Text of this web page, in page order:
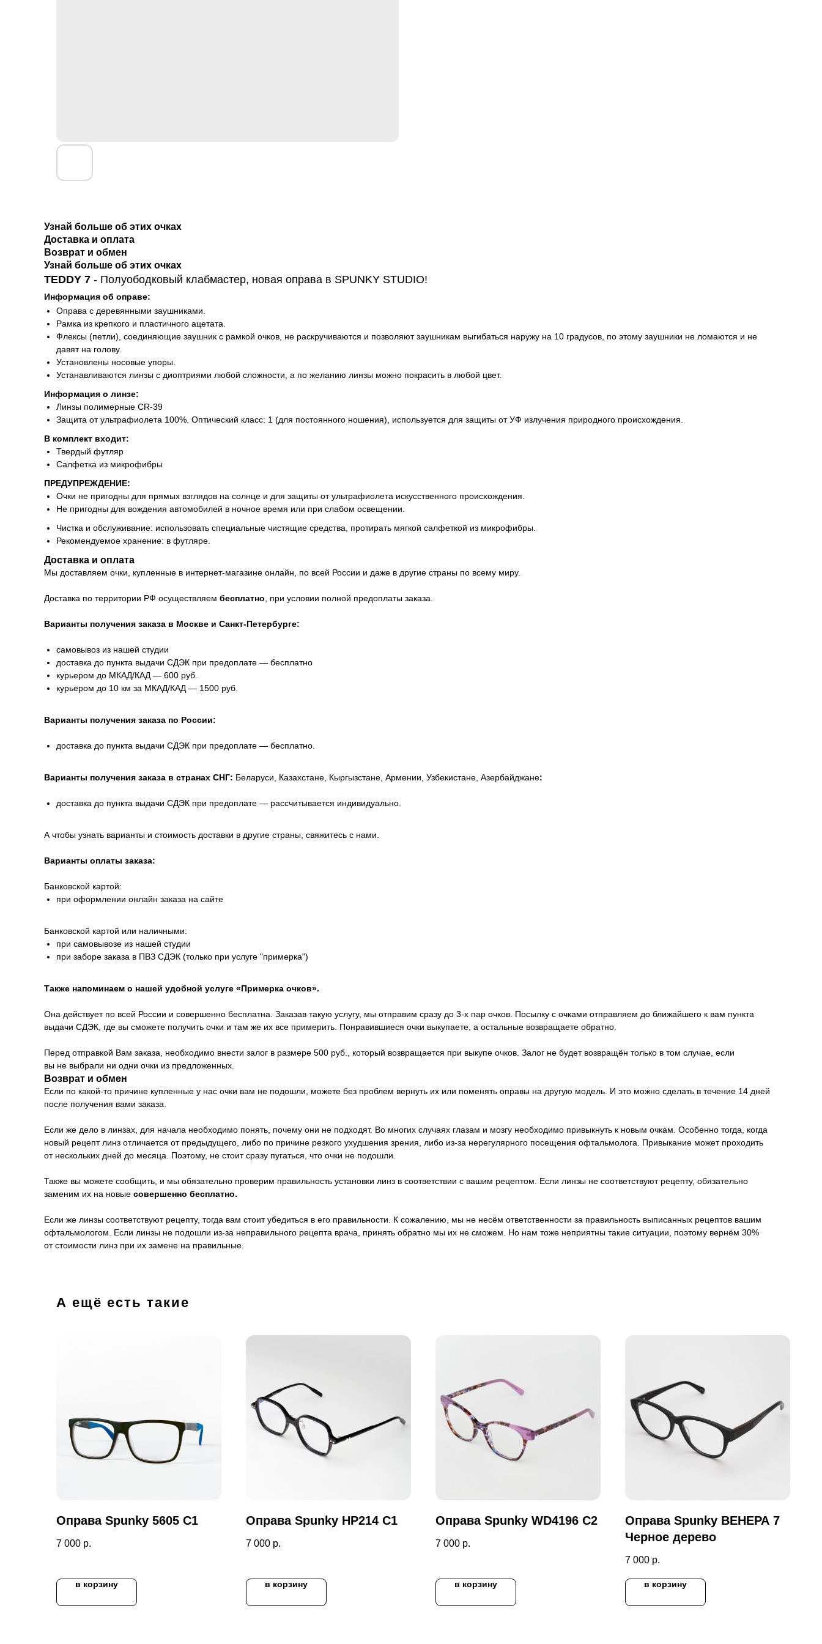
Узнай больше об этих очках
Доставка и оплата
Возврат и обмен
Узнай больше об этих очках
TEDDY 7 - Полуободковый клабмастер, новая оправа в SPUNKY STUDIO!
Информация об оправе:
Оправа с деревянными заушниками.
Рамка из крепкого и пластичного ацетата.
Флексы (петли), соединяющие заушник с рамкой очков, не раскручиваются и позволяют заушникам выгибаться наружу на 10 градусов, по этому заушники не ломаются и не
давят на голову.
Установлены носовые упоры.
Устанавливаются линзы с диоптриями любой сложности, а по желанию линзы можно покрасить в любой цвет.
Информация о линзе:
Линзы полимерные CR-39
Защита от ультрафиолета 100%. Оптический класс: 1 (для постоянного ношения), используется для защиты от УФ излучения природного происхождения.
В комплект входит:
Твердый футляр
Салфетка из микрофибры
ПРЕДУПРЕЖДЕНИЕ:
Очки не пригодны для прямых взглядов на солнце и для защиты от ультрафиолета искусственного происхождения.
Не пригодны для вождения автомобилей в ночное время или при слабом освещении.
Чистка и обслуживание: использовать специальные чистящие средства, протирать мягкой салфеткой из микрофибры.
Рекомендуемое хранение: в футляре.
Доставка и оплата
Мы доставляем очки, купленные в интернет-магазине онлайн, по всей России и даже в другие страны по всему миру.
Доставка по территории РФ осуществляем бесплатно , при условии полной предоплаты заказа.
Варианты получения заказа в Москве и Санкт-Петербурге:
самовывоз из нашей студии
доставка до пункта выдачи СДЭК при предоплате — бесплатно
курьером до МКАД/КАД — 600 руб.
курьером до 10 км за МКАД/КАД — 1500 руб.
Варианты получения заказа по России:
доставка до пункта выдачи СДЭК при предоплате — бесплатно.
Варианты получения заказа в странах СНГ: Беларуси, Казахстане, Кыргызстане, Армении, Узбекистане, Азербайджане:
доставка до пункта выдачи СДЭК при предоплате — рассчитывается индивидуально.
А чтобы узнать варианты и стоимость доставки в другие страны, свяжитесь с нами.
Варианты оплаты заказа:
Банковской картой:
при оформлении онлайн заказа на сайте
Банковской картой или наличными:
при самовывозе из нашей студии
при заборе заказа в ПВЗ СДЭК (только при услуге "примерка")
Также напоминаем о нашей удобной услуге «Примерка очков».
Она действует по всей России и совершенно бесплатна. Заказав такую услугу, мы отправим сразу до 3-х пар очков. Посылку с очками отправляем до ближайшего к вам пункта
выдачи СДЭК, где вы сможете получить очки и там же их все примерить. Понравившиеся очки выкупаете, а остальные возвращаете обратно.
Перед отправкой Вам заказа, необходимо внести залог в размере 500 руб., который возвращается при выкупе очков. Залог не будет возвращён только в том случае, если
вы не выбрали ни одни очки из предложенных.
Возврат и обмен
Если по какой-то причине купленные у нас очки вам не подошли, можете без проблем вернуть их или поменять оправы на другую модель. И это можно сделать в течение 14 дней
после получения вами заказа.
Если же дело в линзах, для начала необходимо понять, почему они не подходят. Во многих случаях глазам и мозгу необходимо привыкнуть к новым очкам. Особенно тогда, когда
новый рецепт линз отличается от предыдущего, либо по причине резкого ухудшения зрения, либо из-за нерегулярного посещения офтальмолога. Привыкание может проходить
от нескольких дней до месяца. Поэтому, не стоит сразу пугаться, что очки не подошли.
Также вы можете сообщить, и мы обязательно проверим правильность установки линз в соответствии с вашим рецептом. Если линзы не соответствуют рецепту, обязательно
заменим их на новые совершенно бесплатно.
Если же линзы соответствуют рецепту, тогда вам стоит убедиться в его правильности. К сожалению, мы не несём ответственности за правильность выписанных рецептов вашим
офтальмологом. Если линзы не подошли из-за неправильного рецепта врача, принять обратно мы их не сможем. Но нам тоже неприятны такие ситуации, поэтому вернём 30%
от стоимости линз при их замене на правильные.
А ещё есть такие
Оправа Spunky 5605 C1
7 000 р.
в корзину
Оправа Spunky HP214 C1
7 000 р.
в корзину
Оправа Spunky WD4196 C2
7 000 р.
в корзину
Оправа Spunky ВЕНЕРА 7
Черное дерево
7 000 р.
в корзину